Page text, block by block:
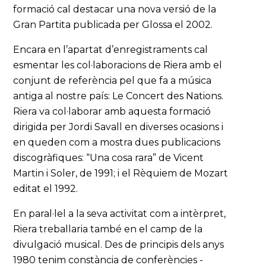
formació cal destacar una nova versió de la
Gran Partita publicada per Glossa el 2002.
Encara en l’apartat d’enregistraments cal
esmentar les col·laboracions de Riera amb el
conjunt de referència pel que fa a música
antiga al nostre país: Le Concert des Nations.
Riera va col·laborar amb aquesta formació
dirigida per Jordi Savall en diverses ocasions i
en queden com a mostra dues publicacions
discogràfiques: “Una cosa rara” de Vicent
Martin i Soler, de 1991; i el Rèquiem de Mozart
editat el 1992.
En paral·lel a la seva activitat com a intèrpret,
Riera treballaria també en el camp de la
divulgació musical. Des de principis dels anys
1980 tenim constància de conferències -